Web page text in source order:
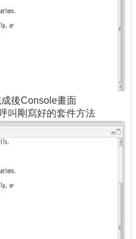
後Console畫面
叫剛寫好的套件方法